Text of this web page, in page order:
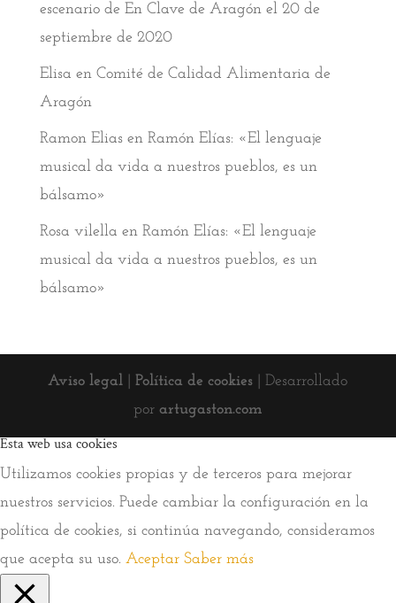
escenario de En Clave de Aragón el 20 de
septiembre de 2020
Elisa en Comité de Calidad Alimentaria de
Aragón
Ramon Eliasen Ramón Elías: «El lenguaje
musical da vida a nuestros pueblos, es un
bálsamo»
Rosa vilella en Ramón Elías: «El lenguaje
musical da vida a nuestros pueblos, es un
bálsamo»
Aviso legal |Política de cookies | Desarrollado
por artugaston.com
Esta web usa cookies
Utilizamos cookies propias y de terceros para mejorar
nuestros servicios. Puede cambiar la configuración en la
política de cookies, si continúa navegando, consideramos
que acepta su uso. Aceptar Saber más